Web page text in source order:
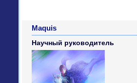
Maquis
Научный руководитель